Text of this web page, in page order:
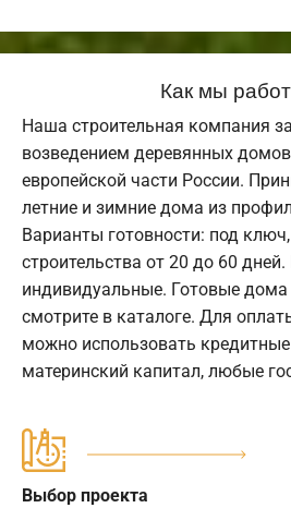
Как мы
Наша строительная компания
возведением деревянных
европейской части России.
летние и зимние дома из
Варианты готовности: под
строительства от 20 до 60
индивидуальные. Готовые дома
смотрите в каталоге. Для
можно использовать кредитные
материнский капитал, любые
Выбор проекта